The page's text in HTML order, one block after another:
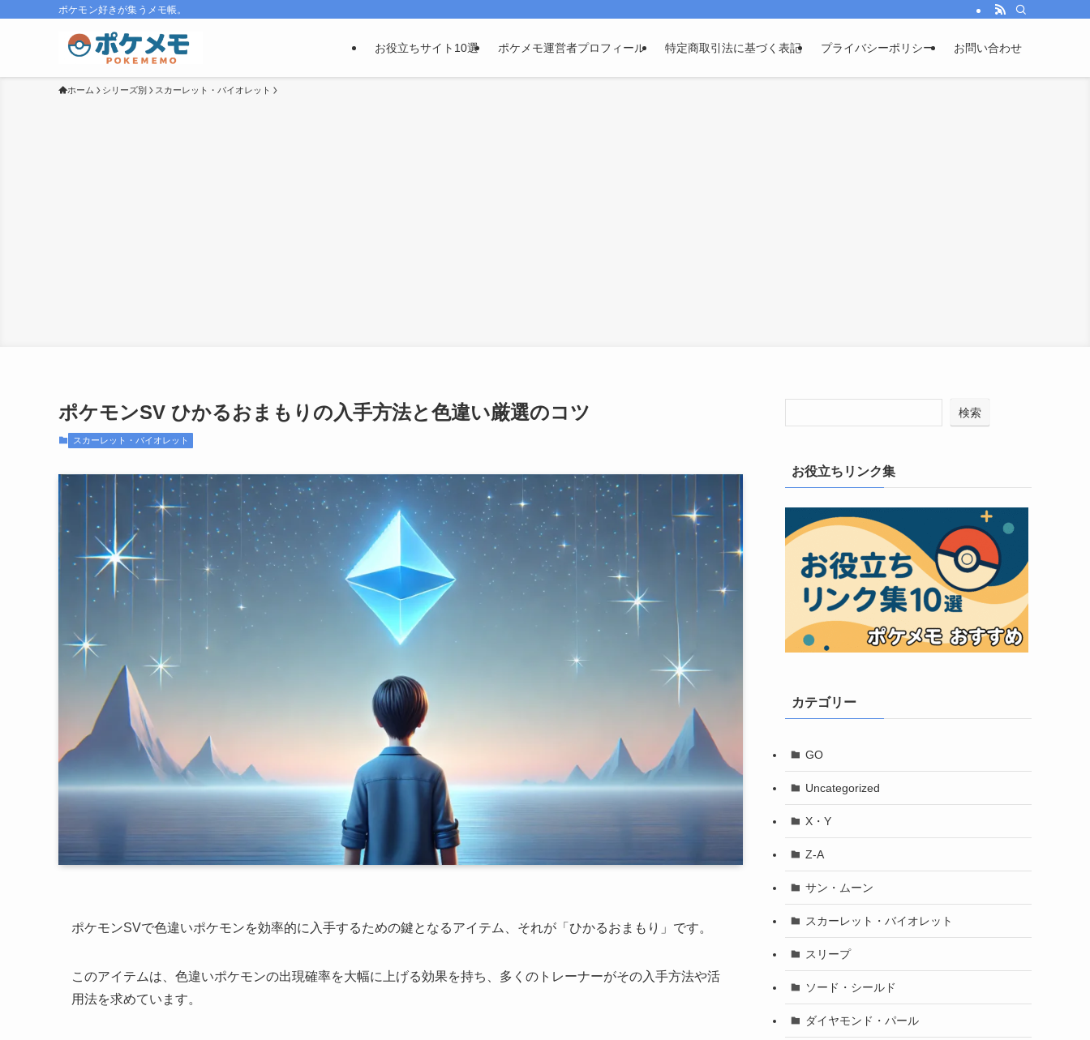
ポケモン好きが集うメモ帳。
お役立ちサイト10選 ポケメモ運営者プロフィール 特定商取引法に基づく表記 プライバシーポリシー お問い合わせ
ホーム シリーズ別 スカーレット・バイオレット
ポケモンSV ひかるおまもりの入手方法と色違い厳選のコツ
スカーレット・バイオレット
ポケモンSVで色違いポケモンを効率的に入手するための鍵となるアイテム、それが「ひかるおまもり」です。
このアイテムは、色違いポケモンの出現確率を大幅に上げる効果を持ち、多くのトレーナーがその入手方法や活
用法を求めています。
検索
お役立ちリンク集
カテゴリー
GO
Uncategorized
X・Y
Z-A
サン・ムーン
スカーレット・バイオレット
スリープ
ソード・シールド
ダイヤモンド・パール